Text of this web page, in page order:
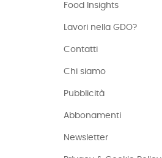
Food Insights
Lavori nella GDO?
Contatti
Chi siamo
Pubblicità
Abbonamenti
Newsletter